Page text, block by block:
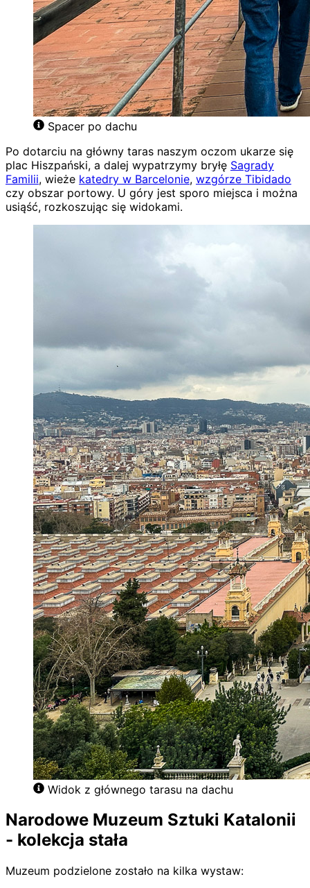
Spacer po dachu
Po dotarciu na główny taras naszym oczom ukarze się
plac Hiszpański, a dalej wypatrzymy bryłę Sagrady
Familii, wieże katedry w Barcelonie, wzgórze Tibidado
czy obszar portowy. U góry jest sporo miejsca i można
usiąść, rozkoszując się widokami.
Widok z głównego tarasu na dachu
Narodowe Muzeum Sztuki Katalonii
- kolekcja stała
Muzeum podzielone zostało na kilka wystaw: